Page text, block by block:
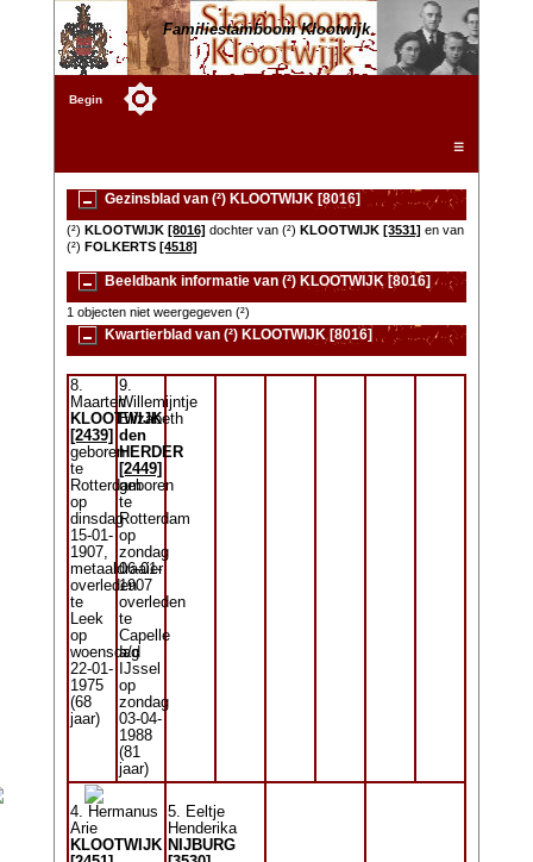
Familiestamboom Klootwijk
Begin
☰
Gezinsblad van (²) KLOOTWIJK [8016]
(²) KLOOTWIJK [8016] dochter van (²) KLOOTWIJK [3531] en van
(²) FOLKERTS [4518]
Beeldbank informatie van (²) KLOOTWIJK [8016]
1 objecten niet weergegeven (²)
Kwartierblad van (²) KLOOTWIJK [8016]
8.
Maarten
KLOOTWIJK
[2439]
geboren
te
Rotterdam
op
dinsdag
15-01-
1907,
metaaldraaier
overleden
te
Leek
op
woensdag
22-01-
1975
(68
jaar)
9.
Willemijntje
Elizabeth
den
HERDER
[2449]
geboren
te
Rotterdam
op
zondag
06-01-
1907
overleden
te
Capelle
a/d
IJssel
op
zondag
03-04-
1988
(81
jaar)
4. Hermanus
Arie
KLOOTWIJK
5. Eeltje
Henderika
NIJBURG